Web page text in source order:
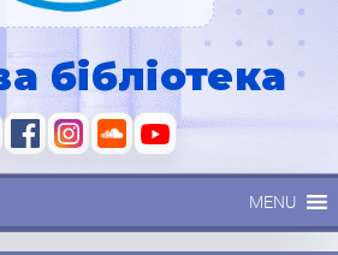
бібліотека
MENU